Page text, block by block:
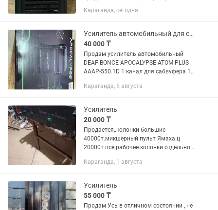
надежный аппарат. Использовалось в
домашних условиях Behringer
Жұмыс істейді, қуатты, сенімді...
Караганда, сегодня
Усилитель автомобильный для сабвуфера
40 000 ₸
Продам усилитель автомобильный
DEAF BONCE APOCALYPSE ATOM PLUS
AAAP-550.1D 1 канал для сабвуфера 1
Новый торг
Караганда, 5 августа
Усилитель
20 000 ₸
Продается,.колонки большие
40000т.микшерный пульт Ямаха.ц
20000т все рабочее.колонки отдельно
genius-
Германии.усилитель Китай...
Караганда, 1 августа
Усилитель
55 000 ₸
Продам Усь в отличном состоянии , не